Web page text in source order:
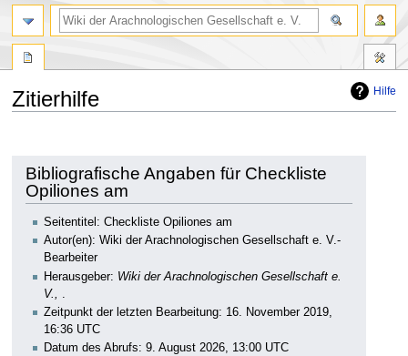
Hilfe
Zitierhilfe
springen
springen
Bibliografische Angaben für Checkliste
Opiliones am
Seitentitel: Checkliste Opiliones am
Autor(en): Wiki der Arachnologischen Gesellschaft e. V.-
Bearbeiter
Herausgeber: Wiki der Arachnologischen Gesellschaft e.
V.,
Zeitpunkt der letzten Bearbeitung: 16. November 2019,
16:36 UTC
Datum des Abrufs: 9. August 2026, 13:00 UTC